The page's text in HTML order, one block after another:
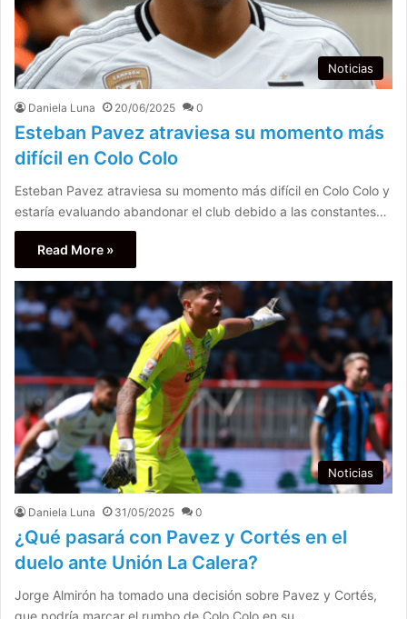
Noticias
Daniela Luna 20/06/2025 0
Esteban Pavez atraviesa su momento más
difícil en Colo Colo
Esteban Pavez atraviesa su momento más difícil en Colo Colo y
estaría evaluando abandonar el club debido a las constantes…
Read More »
Noticias
Daniela Luna 31/05/2025 0
¿Qué pasará con Pavez y Cortés en el
duelo ante Unión La Calera?
Jorge Almirón ha tomado una decisión sobre Pavez y Cortés,